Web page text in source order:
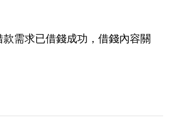
款需求已借錢成功，借錢內容關